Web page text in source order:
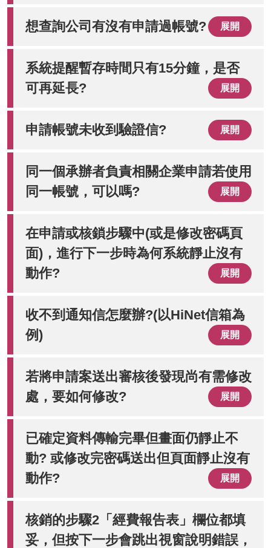
想查詢公司有沒有申請過帳號? 展開
系統提醒暫存時間只有15分鐘，是否
可再延長?
展開
申請帳號未收到驗證信? 展開
同一個承辦者負責相關企業申請若使用
同一帳號，可以嗎?
展開
在申請或核鎖步驟中(或是修改密碼頁
面)，進行下一步時為何系統靜止沒有
動作?
展開
收不到通知信怎麼辦?(以HiNet信箱為
例)
展開
若將申請案送出審核後發現尚有需修改
處，要如何修改?
展開
已確定資料傳輸完畢但畫面仍靜止不
動? 或修改完密碼送出但頁面靜止沒有
動作?
展開
核銷的步驟2「經費報告表」欄位都填
妥，但按下一步會跳出視窗說明錯誤，